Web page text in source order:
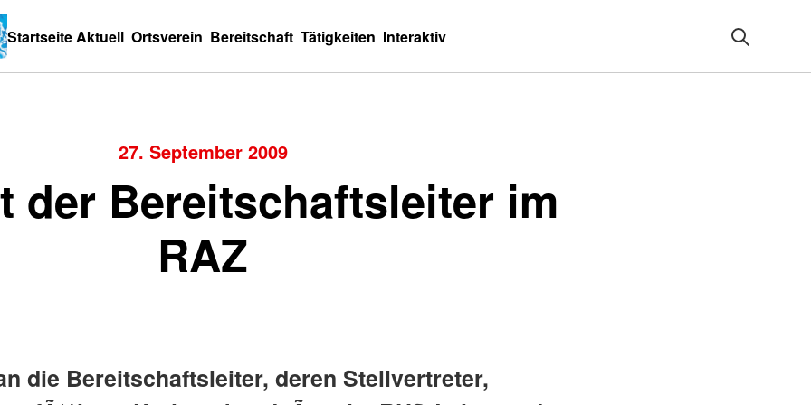
StartseiteAktuell Ortsverein Bereitschaft Tätigkeiten Interaktiv
27. September 2009
der Bereitschaftsleiter im
RAZ
die Bereitschaftsleiter, deren Stellvertreter,